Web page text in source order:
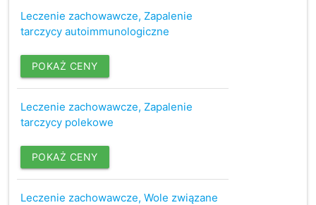
Leczenie zachowawcze, Zapalenie
tarczycy autoimmunologiczne
POKAŻ CENY
Leczenie zachowawcze, Zapalenie
tarczycy polekowe
POKAŻ CENY
Leczenie zachowawcze, Wole związane